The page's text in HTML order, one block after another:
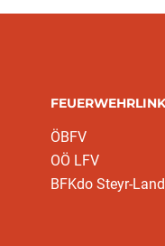
ÖBFV
OÖ LFV
BFKdo Steyr-Land